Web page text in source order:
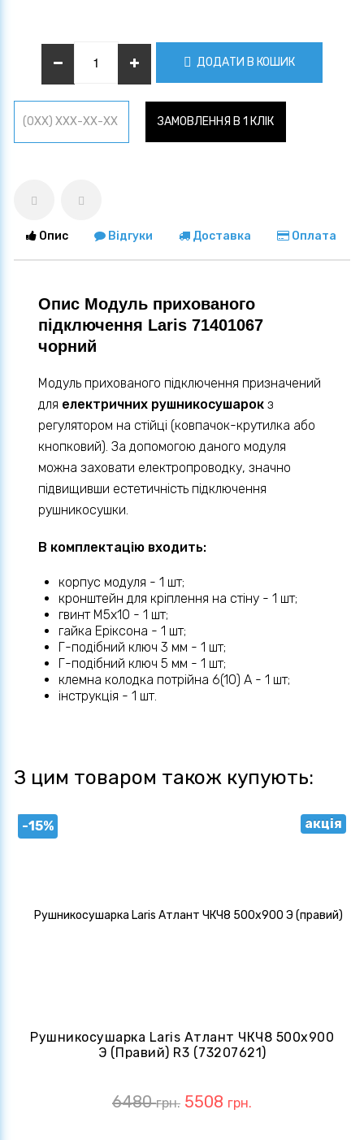
ДОДАТИ В КОШИК
ЗАМОВЛЕННЯ В 1 КЛІК
Опис Відгуки Доставка Оплата
Опис Модуль прихованого
підключення Laris 71401067
чорний
Модуль прихованого підключення призначений
для електричних рушникосушарок з
регулятором на стійці (ковпачок-крутилка або
кнопковий). За допомогою даного модуля
можна заховати електропроводку, значно
підвищивши естетичність підключення
рушникосушки.
В комплектацію входить:
корпус модуля - 1 шт;
кронштейн для кріплення на стіну - 1 шт;
гвинт М5х10 - 1 шт;
гайка Еріксона - 1 шт;
Г-подібний ключ 3 мм - 1 шт;
Г-подібний ключ 5 мм - 1 шт;
клемна колодка потрійна 6(10) А - 1 шт;
інструкція - 1 шт.
З цим товаром також купують:
-15% акція
Рушникосушарка Laris Атлант ЧКЧ8 500х900
Э (правий) R3 (73207621)
6480грн. 5508 грн.